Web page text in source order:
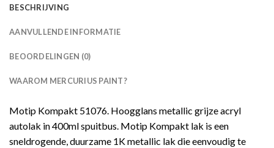
BESCHRIJVING
AANVULLENDE INFORMATIE
BEOORDELINGEN (0)
WAAROM MERCURIUS PAINT?
Motip Kompakt 51076. Hoogglans metallic grijze acryl
autolak in 400ml spuitbus. Motip Kompakt lak is een
sneldrogende, duurzame 1K metallic lak die eenvoudig te